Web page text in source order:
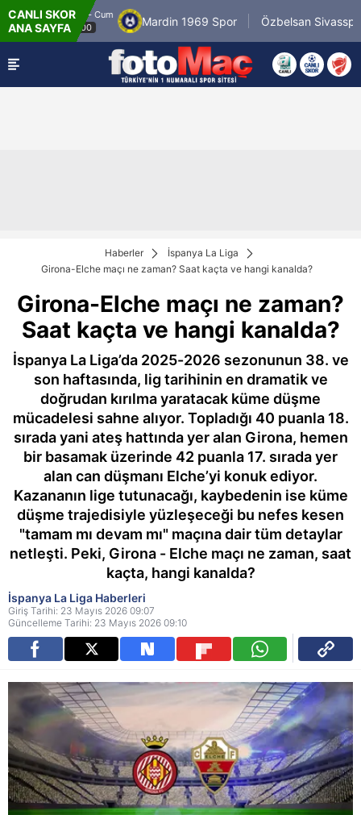
CANLI SKOR
ANA SAYFA
8.8.2026 - Cum
19:00
Mardin 1969 Spor Özbelsan Sivasspor
Haberler
İspanya La Liga
Girona-Elche maçı ne zaman? Saat kaçta ve hangi kanalda?
Girona-Elche maçı ne zaman?
Saat kaçta ve hangi kanalda?
İspanya La Liga’da 2025-2026 sezonunun 38. ve
son haftasında, lig tarihinin en dramatik ve
doğrudan kırılma yaratacak küme düşme
mücadelesi sahne alıyor. Topladığı 40 puanla 18.
sırada yani ateş hattında yer alan Girona, hemen
bir basamak üzerinde 42 puanla 17. sırada yer
alan can düşmanı Elche’yi konuk ediyor.
Kazananın lige tutunacağı, kaybedenin ise küme
düşme trajedisiyle yüzleşeceği bu nefes kesen
"tamam mı devam mı" maçına dair tüm detaylar
netleşti. Peki, Girona - Elche maçı ne zaman, saat
kaçta, hangi kanalda?
İspanya La Liga Haberleri
Giriş Tarihi: 23 Mayıs 2026 09:07
Güncelleme Tarihi: 23 Mayıs 2026 09:10